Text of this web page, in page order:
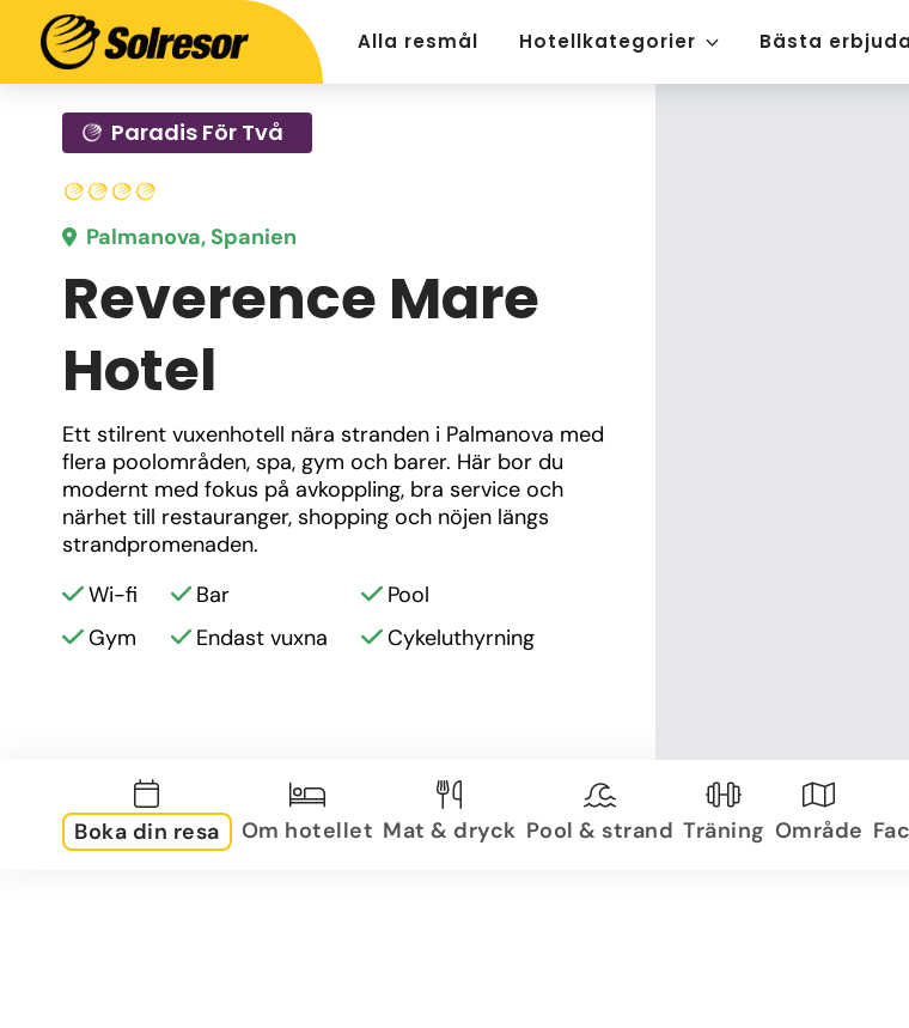
Alla resmål Hotellkategorier Bästa
Paradis För Två
Palmanova, Spanien
Reverence Mare
Hotel
Ett stilrent vuxenhotell nära stranden i Palmanova med
flera poolområden, spa, gym och barer. Här bor du
modernt med fokus på avkoppling, bra service och
närhet till restauranger, shopping och nöjen längs
strandpromenaden.
Wi-fi
Bar
Pool
Gym
Endast vuxna Cykeluthyrning
Boka din resa Om hotellet Mat & dryck Pool & strand Träning Område